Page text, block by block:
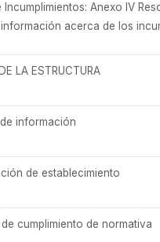
Incumplimientos: Anexo IV
acerca de los
LA ESTRUCTURA
información
de establecimiento
cumplimiento de normativa